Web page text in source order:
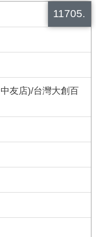
11705.
友店)/台灣大創百